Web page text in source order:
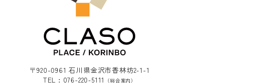
〒920-0961 石川県金沢市香林坊2-1-1
TEL : 076-220-5111
（総合案内）